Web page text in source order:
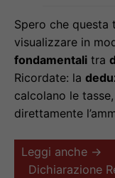
Spero che questa
visualizzare in
fondamentali tra
Ricordate: la
calcolano le
direttamente
Leggi anche →
Dichiarazione